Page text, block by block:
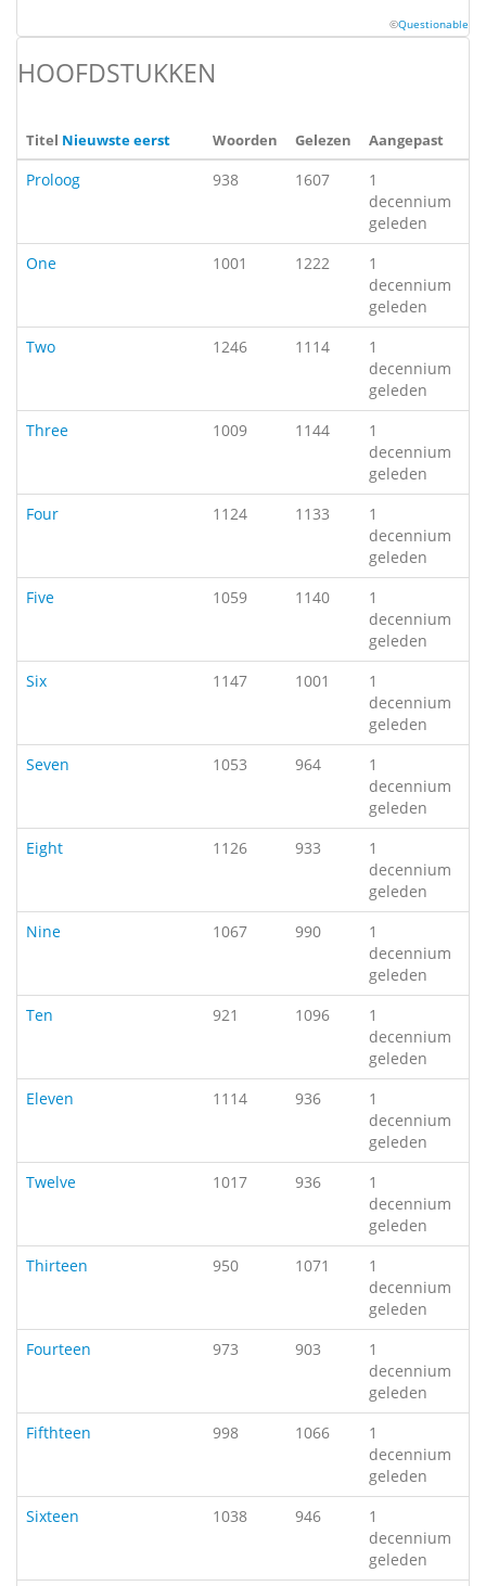
©Questionable
HOOFDSTUKKEN
Titel Nieuwste eerst Woorden Gelezen Aangepast
Proloog 938 1607
1
decennium
geleden
One
1001 1222
1
decennium
geleden
Two
1246 1114
1
decennium
geleden
Three
1009 1144
1
decennium
geleden
Four
1124 1133
1
decennium
geleden
Five
1059 1140
1
decennium
geleden
Six
1147 1001
1
decennium
geleden
Seven
1053 964
1
decennium
geleden
Eight
1126 933
1
decennium
geleden
Nine
1067 990
1
decennium
geleden
Ten
921 1096
1
decennium
geleden
Eleven
1114 936
1
decennium
geleden
Twelve
1017 936
1
decennium
geleden
Thirteen
950 1071
1
decennium
geleden
Fourteen
973 903
1
decennium
geleden
Fifthteen
998 1066
1
decennium
geleden
Sixteen
1038 946
1
decennium
geleden